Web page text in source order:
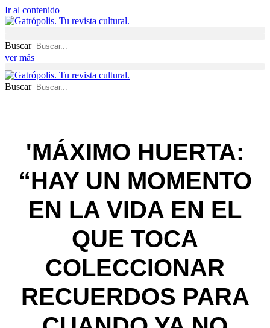
Ir al contenido
Buscar
ver más
Buscar
'MÁXIMO HUERTA:
“HAY UN MOMENTO
EN LA VIDA EN EL
QUE TOCA
COLECCIONAR
RECUERDOS PARA